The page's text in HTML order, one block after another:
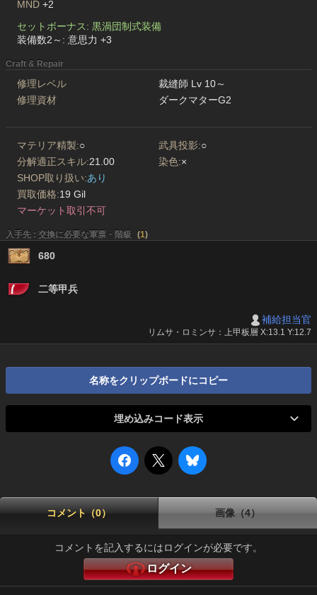
MND +2
セットボーナス: 黒渦団制式装備
装備数2～: 意思力 +3
Craft & Repair
修理レベル
裁縫師 Lv 10～
修理資材
ダークマターG2
マテリア精製:○ 武具投影:○
分解適正スキル:21.00 染色:×
SHOP取り扱い:あり
買取価格:19 Gil
マーケット取引不可
入手先 : 交換に必要な軍票・階級 (1)
680
二等甲兵
補給担当官
リムサ・ロミンサ：上甲板層 X:13.1 Y:12.7
名称をクリップボードにコピー
埋め込みコード表示
コメント（0） 画像（4）
コメントを記入するにはログインが必要です。
ログイン